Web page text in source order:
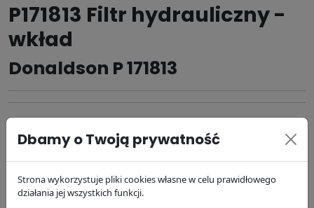
P171813 Filtr hydrauliczny -
wkład
Donaldson P 171813
Producent:Donaldson
Kod produktu: P 171813
153 zł
DODAJ DO KOSZYKA
Dbamy o Twoją prywatność
Strona wykorzystuje pliki cookies własne w celu prawidłowego
działania jej wszystkich funkcji.